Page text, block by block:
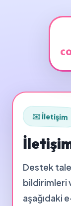
✉️ İletişim
Destek
bildirimleri
aşağıdaki